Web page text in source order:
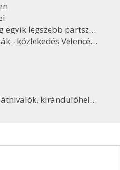
legszebb partszakasza
közlekedés Velencében
kirándulóhelyek